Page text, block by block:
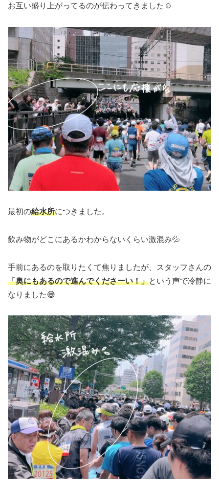
お互い盛り上がってるのが伝わってきました☺️
最初の給水所につきました。
飲み物がどこにあるかわからないくらい激混み💦
手前にあるのを取りたくて焦りましたが、スタッフさんの
「奥にもあるので進んでくださーい！」という声で冷静に
なりました😅